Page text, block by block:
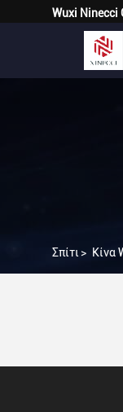
Wuxi Ninecci
Σπίτι > Κίνα